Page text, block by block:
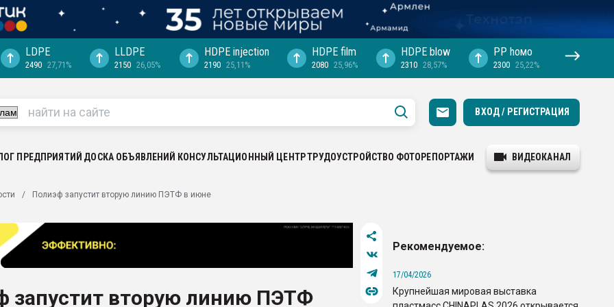
выходит на
рынке
LDPE
2490 27,71%
LLDPE
2150 26,05%
HDPE injection
2190 25,11%
HDPE film
2080 25,96%
HDPE blow
2310 28,57%
PP hомо
2300 25,22%
ВХОД / РЕГИСТРАЦИЯ
ПРЕДПРИЯТИЙ ДОСКА ОБЪЯВЛЕНИЙ КОНСУЛЬТАЦИОННЫЙ ЦЕНТРТРУДОУСТРОЙСТВО ФОТОРЕПОРТАЖИ ВИДЕОКАНАЛ
Полиэф запустит вторую линию ПЭТФ в июне
запустит вторую линию ПЭТФ
Рекомендуемое:
17/04/2026
Крупнейшая мировая выставка